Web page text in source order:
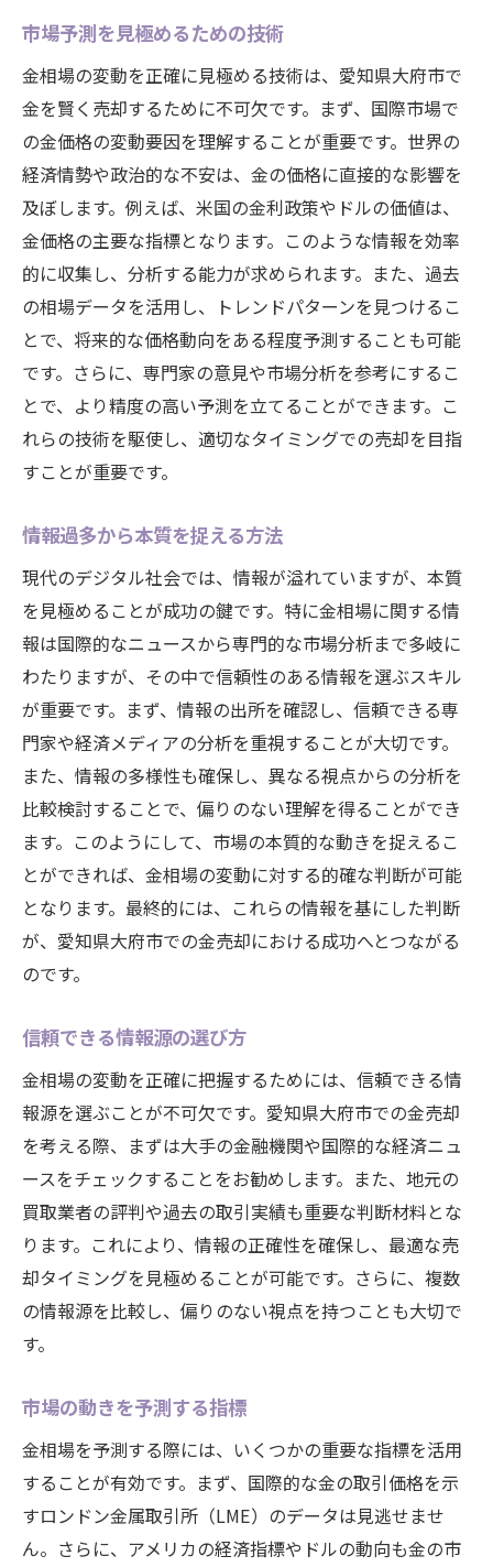
市場予測を見極めるための技術
金相場の変動を正確に見極める技術は、愛知県大府市で
金を賢く売却するために不可欠です。まず、国際市場で
の金価格の変動要因を理解することが重要です。世界の
経済情勢や政治的な不安は、金の価格に直接的な影響を
及ぼします。例えば、米国の金利政策やドルの価値は、
金価格の主要な指標となります。このような情報を効率
的に収集し、分析する能力が求められます。また、過去
の相場データを活用し、トレンドパターンを見つけるこ
とで、将来的な価格動向をある程度予測することも可能
です。さらに、専門家の意見や市場分析を参考にするこ
とで、より精度の高い予測を立てることができます。こ
れらの技術を駆使し、適切なタイミングでの売却を目指
すことが重要です。
情報過多から本質を捉える方法
現代のデジタル社会では、情報が溢れていますが、本質
を見極めることが成功の鍵です。特に金相場に関する情
報は国際的なニュースから専門的な市場分析まで多岐に
わたりますが、その中で信頼性のある情報を選ぶスキル
が重要です。まず、情報の出所を確認し、信頼できる専
門家や経済メディアの分析を重視することが大切です。
また、情報の多様性も確保し、異なる視点からの分析を
比較検討することで、偏りのない理解を得ることができ
ます。このようにして、市場の本質的な動きを捉えるこ
とができれば、金相場の変動に対する的確な判断が可能
となります。最終的には、これらの情報を基にした判断
が、愛知県大府市での金売却における成功へとつながる
のです。
信頼できる情報源の選び方
金相場の変動を正確に把握するためには、信頼できる情
報源を選ぶことが不可欠です。愛知県大府市での金売却
を考える際、まずは大手の金融機関や国際的な経済ニュ
ースをチェックすることをお勧めします。また、地元の
買取業者の評判や過去の取引実績も重要な判断材料とな
ります。これにより、情報の正確性を確保し、最適な売
却タイミングを見極めることが可能です。さらに、複数
の情報源を比較し、偏りのない視点を持つことも大切で
す。
市場の動きを予測する指標
金相場を予測する際には、いくつかの重要な指標を活用
することが有効です。まず、国際的な金の取引価格を示
すロンドン金属取引所（LME）のデータは見逃せませ
ん。さらに、アメリカの経済指標やドルの動向も金の市